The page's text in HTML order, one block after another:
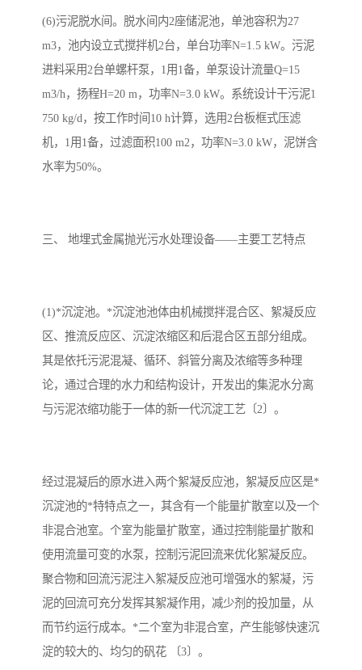
(6)污泥脱水间。脱水间内2座储泥池，单池容积为27
m3，池内设立式搅拌机2台，单台功率N=1.5 kW。污泥
进料采用2台单螺杆泵，1用1备，单泵设计流量Q=15
m3/h，扬程H=20 m，功率N=3.0 kW。系统设计干污泥1
750 kg/d，按工作时间10 h计算，选用2台板框式压滤
机，1用1备，过滤面积100 m2，功率N=3.0 kW，泥饼含
水率为50%。
三、 地埋式金属抛光污水处理设备——主要工艺特点
(1)*沉淀池。*沉淀池池体由机械搅拌混合区、絮凝反应
区、推流反应区、沉淀浓缩区和后混合区五部分组成。
其是依托污泥混凝、循环、斜管分离及浓缩等多种理
论，通过合理的水力和结构设计，开发出的集泥水分离
与污泥浓缩功能于一体的新一代沉淀工艺〔2〕。
经过混凝后的原水进入两个絮凝反应池，絮凝反应区是*
沉淀池的*特特点之一，其含有一个能量扩散室以及一个
非混合池室。个室为能量扩散室，通过控制能量扩散和
使用流量可变的水泵，控制污泥回流来优化絮凝反应。
聚合物和回流污泥注入絮凝反应池可增强水的絮凝，污
泥的回流可充分发挥其絮凝作用，减少剂的投加量，从
而节约运行成本。*二个室为非混合室，产生能够快速沉
淀的较大的、均匀的矾花 〔3〕。